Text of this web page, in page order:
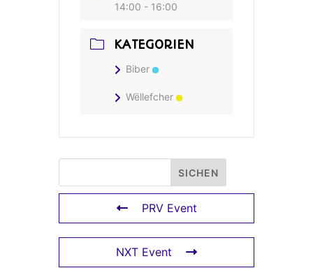
14:00 - 16:00
KATEGORIEN
Biber
Wëllefcher
PRV Event
NXT Event